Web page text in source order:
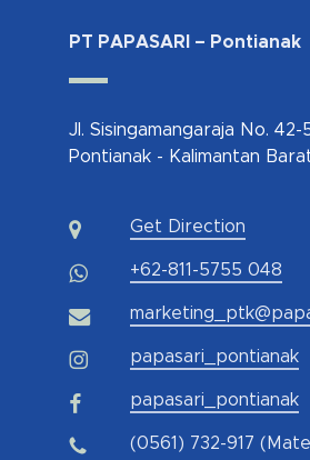
PT PAPASARI – Pontianak
Jl. Sisingamangaraja No. 42-
Pontianak - Kalimantan
Get Direction
+62-811-5755 048
papasari_pontianak
papasari_pontianak
(0561) 732-917